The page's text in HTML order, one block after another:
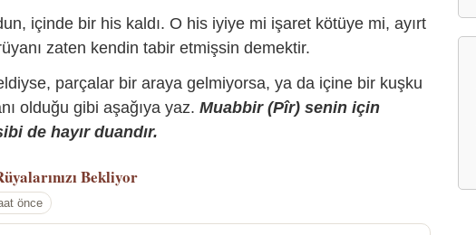
içinde bir his kaldı. O his iyiye mi işaret kötüye mi, ayırt
zaten kendin tabir etmişsin demektir.
parçalar bir araya gelmiyorsa, ya da içine bir kuşku
olduğu gibi aşağıya yaz. Muabbir (Pîr) senin için
de hayır duandır.
Bekliyor
önce